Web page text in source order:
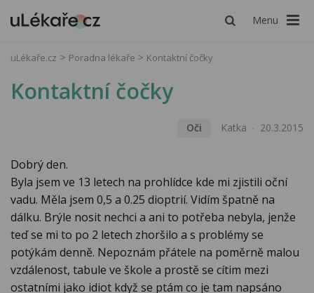
Menu
uLékaře.cz Poradna lékaře Kontaktní čočky
Kontaktní čočky
Oči Katka 20.3.2015
Dobrý den.
Byla jsem ve 13 letech na prohlídce kde mi zjistili oční
vadu. Měla jsem 0,5 a 0.25 dioptrií. Vidím špatně na
dálku. Brýle nosit nechci a ani to potřeba nebyla, jenže
teď se mi to po 2 letech zhoršilo a s problémy se
potýkám denně. Nepoznám přátele na poměrně malou
vzdálenost, tabule ve škole a prostě se cítim mezi
ostatními jako idiot když se ptám co je tam napsáno